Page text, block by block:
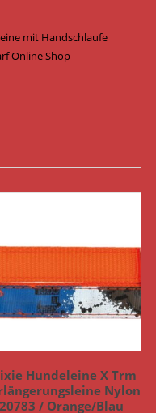
mit Handschlaufe
Online Shop
Hundeleine X Trm
Nylon
20783 / Orange/Blau